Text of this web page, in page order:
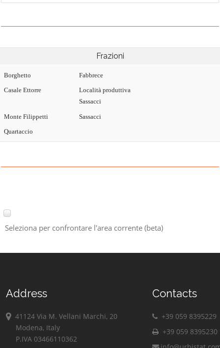
Frazioni
Borghetto
Casale Ettorre
Fabbrece
Località produttiva
Sassacci
Monte Filippetti
Quartaccio
Sassacci
Seleziona per confrontare l'area corrente (beta)
Address
41124 Via M. Vellani Marchi, 20
Modena, Italy
P.IVA 03466110362
Contacts
+39 059 8395229
+39 059 8395230